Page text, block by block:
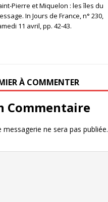
Pierre et Miquelon : les îles du
In Jours de France, n° 230,
11 avril, pp. 42-43.
À COMMENTER
Commentaire
messagerie ne sera pas publiée.